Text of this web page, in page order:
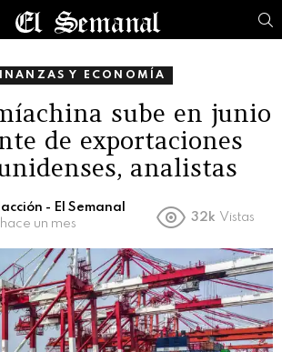
Y ECONOMÍA
sube en junio
de exportaciones
analistas
- El Semanal
hace un mes
32k Vistas